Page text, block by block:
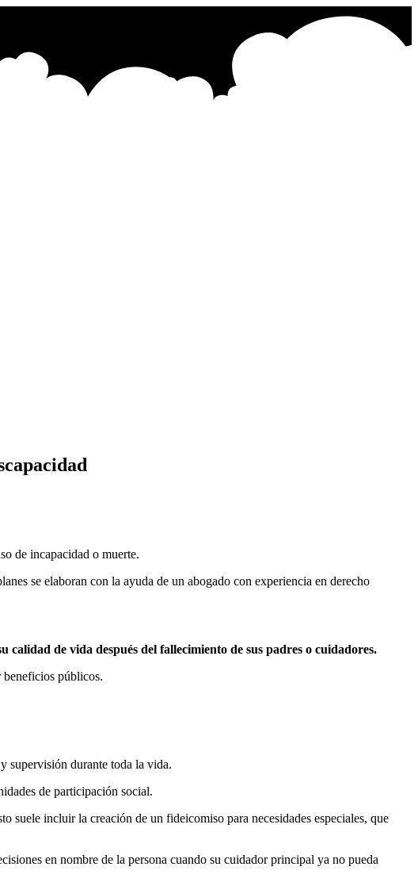
de incapacidad o muerte.
se elaboran con la ayuda de un abogado con experiencia en derecho
calidad de vida después del fallecimiento de sus padres o cuidadores.
beneficios públicos.
supervisión durante toda la vida.
de participación social.
suele incluir la creación de un fideicomiso para necesidades especiales, que
en nombre de la persona cuando su cuidador principal ya no pueda